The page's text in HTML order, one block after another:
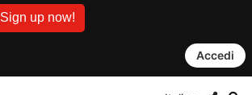
Sign up now!
Accedi